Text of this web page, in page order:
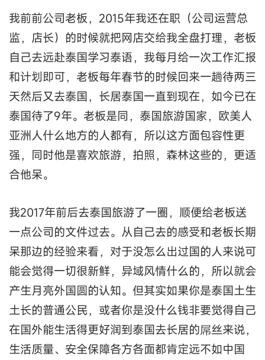
我前前公司老板，2015年我还在职（公司运营总
监，店长）的时候就把网店交给我全盘打理，老板
自己去远赴泰国学习泰语，我每月给一次工作汇报
和计划即可，老板每年春节的时候回来一趟待两三
天然后又去泰国，长居泰国一直到现在，如今已在
泰国待了9年。老板是同，泰国旅游国家，欧美人
亚洲人什么地方的人都有，所以这方面包容性更
强，同时他是喜欢旅游，拍照，森林这些的，更适
合他呆。
我2017年前后去泰国旅游了一圈，顺便给老板送
一点公司的文件过去。从自己去的感受和老板长期
呆那边的经验来看，对于没怎么出过国的人来说可
能会觉得一切很新鲜，异域风情什么的，所以就会
产生月亮外国圆的认知。但其实如果你是泰国土生
土长的普通公民，或者你是没什么钱非要觉得自己
在国外能生活得更好润到泰国去长居的屌丝来说，
生活质量、安全保障各方各面都肯定远不如中国